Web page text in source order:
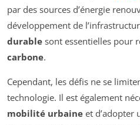
par des sources d’énergie
développement de
durable sont essentielles pour
carbone.
Cependant, les défis ne se
technologie. Il est également
mobilité urbaine et d’adopter